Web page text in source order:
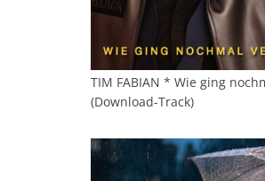
TIM FABIAN * Wie ging
(Download-Track)